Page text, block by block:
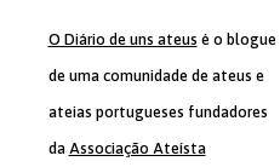
O Diário de uns ateus é o blogue
de uma comunidade de ateus e
ateias portugueses fundadores
da Associação Ateísta